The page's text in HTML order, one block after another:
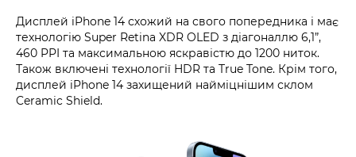
Дисплей iPhone 14 схожий на свого попередника і має
технологію Super Retina XDR OLED з діагоналлю 6,1”,
460 PPI та максимальною яскравістю до 1200 ниток.
Також включені технології HDR та True Tone. Крім того,
дисплей iPhone 14 захищений найміцнішим склом
Ceramic Shield.